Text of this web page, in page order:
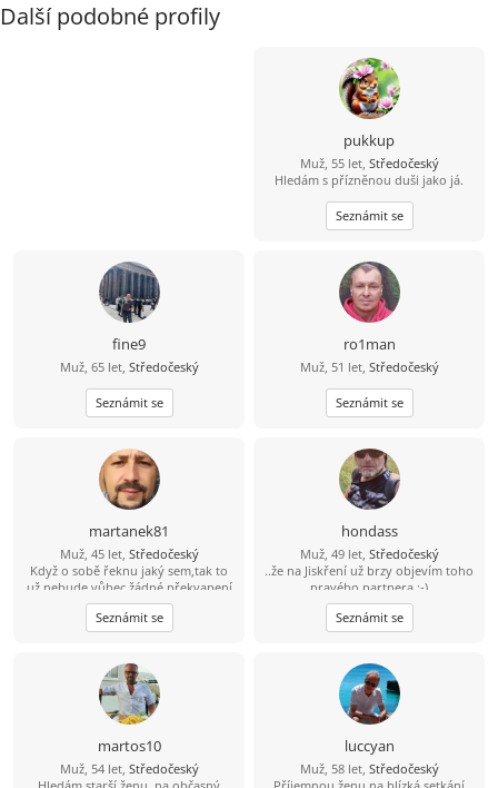
Další podobné profily
pukkup
Muž, 55 let, Středočeský
Hledám s přízněnou duši jako já.
Seznámit se
fine9
Muž, 65 let, Středočeský
Seznámit se
ro1man
Muž, 51 let, Středočeský
Seznámit se
martanek81
Muž, 45 let, Středočeský
Když o sobě řeknu jaký sem,tak to
už nebude vůbec žádné překvapení
Seznámit se
hondass
Muž, 49 let, Středočeský
..že na Jiskření už brzy objevím toho
pravého partnera :-)
Seznámit se
martos10
Muž, 54 let, Středočeský
luccyan
Muž, 58 let, Středočeský